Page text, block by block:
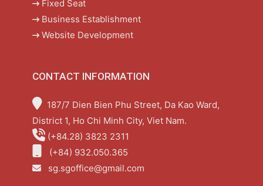
Fixed Seat
Business Establishment
Website Development
CONTACT INFORMATION
187/7 Dien Bien Phu Street, Da Kao Ward,
District 1, Ho Chi Minh City, Viet Nam.
(+84.28) 3823 2311
(+84) 932.050.365
sg.sgoffice@gmail.com